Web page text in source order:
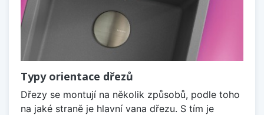
Typy orientace dřezů
Dřezy se montují na několik způsobů, podle toho
na jaké straně je hlavní vana dřezu. S tím je